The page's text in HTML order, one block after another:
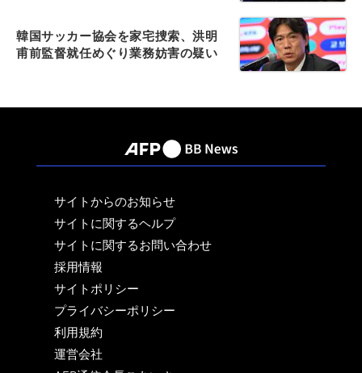
韓国サッカー協会を家宅捜索、洪明
甫前監督就任めぐり業務妨害の疑い
サイトからのお知らせ
サイトに関するヘルプ
サイトに関するお問い合わせ
採用情報
サイトポリシー
プライバシーポリシー
利用規約
運営会社